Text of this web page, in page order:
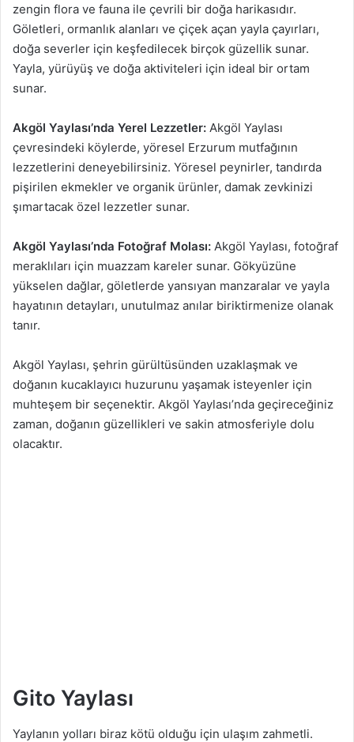
zengin flora ve fauna ile çevrili bir doğa harikasıdır.
Göletleri, ormanlık alanları ve çiçek açan yayla çayırları,
doğa severler için keşfedilecek birçok güzellik sunar.
Yayla, yürüyüş ve doğa aktiviteleri için ideal bir ortam
sunar.
Akgöl Yaylası’nda Yerel Lezzetler: Akgöl Yaylası
çevresindeki köylerde, yöresel Erzurum mutfağının
lezzetlerini deneyebilirsiniz. Yöresel peynirler, tandırda
pişirilen ekmekler ve organik ürünler, damak zevkinizi
şımartacak özel lezzetler sunar.
Akgöl Yaylası’nda Fotoğraf Molası: Akgöl Yaylası, fotoğraf
meraklıları için muazzam kareler sunar. Gökyüzüne
yükselen dağlar, göletlerde yansıyan manzaralar ve yayla
hayatının detayları, unutulmaz anılar biriktirmenize olanak
tanır.
Akgöl Yaylası, şehrin gürültüsünden uzaklaşmak ve
doğanın kucaklayıcı huzurunu yaşamak isteyenler için
muhteşem bir seçenektir. Akgöl Yaylası’nda geçireceğiniz
zaman, doğanın güzellikleri ve sakin atmosferiyle dolu
olacaktır.
Gito Yaylası
Yaylanın yolları biraz kötü olduğu için ulaşım zahmetli.